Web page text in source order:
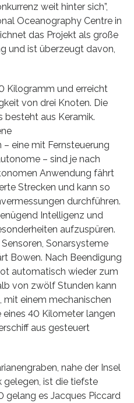
weit hinter sich”,
Oceanography Centre in
das Projekt als große
und ist überzeugt davon,
Kilogramm und erreicht
von drei Knoten. Die
aus Keramik.
eine mit Fernsteuerung
– sind je nach
Anwendung fährt
Strecken und kann so
durchführen.
Intelligenz und
aufzuspüren.
Sonarsysteme
Bowen. Nach Beendigung
automatisch wieder zum
von zwölf Stunden kann
einem mechanischen
40 Kilometer langen
aus gesteuert
nahe der Insel
gelegen, ist die tiefste
gelang es Jacques Piccard